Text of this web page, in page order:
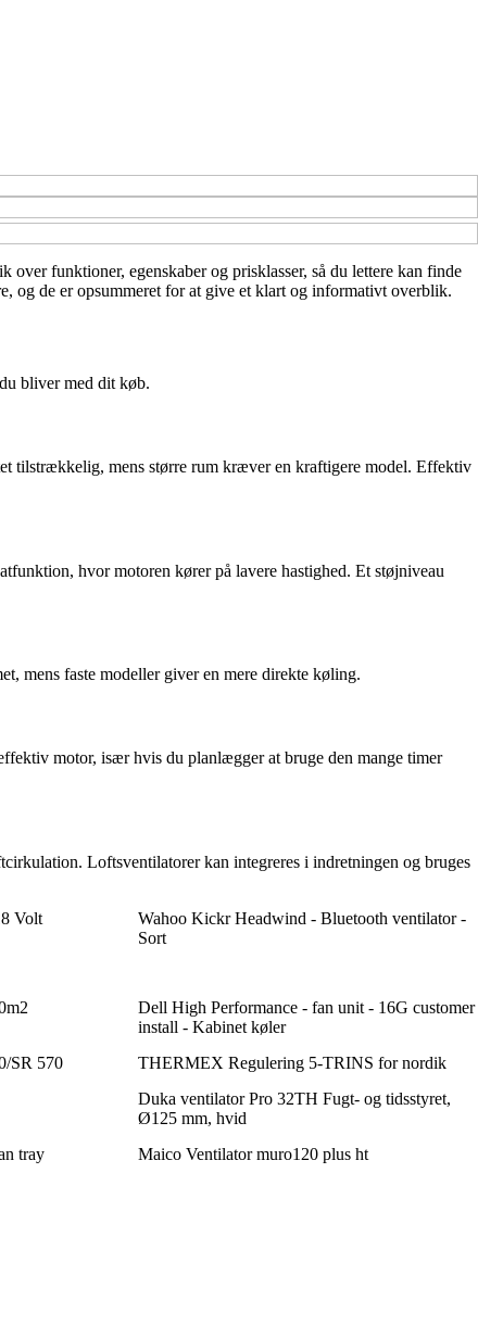
funktioner, egenskaber og prisklasser, så du lettere kan finde
og de er opsummeret for at give et klart og informativt overblik.
bliver med dit køb.
tilstrækkelig, mens større rum kræver en kraftigere model. Effektiv
hvor motoren kører på lavere hastighed. Et støjniveau
mens faste modeller giver en mere direkte køling.
motor, især hvis du planlægger at bruge den mange timer
Loftsventilatorer kan integreres i indretningen og bruges
Volt
Wahoo Kickr Headwind - Bluetooth ventilator -
Sort
Dell High Performance - fan unit - 16G customer
install - Kabinet køler
SR 570
THERMEX Regulering 5-TRINS for nordik
Duka ventilator Pro 32TH Fugt- og tidsstyret,
Ø125 mm, hvid
tray Maico Ventilator muro120 plus ht